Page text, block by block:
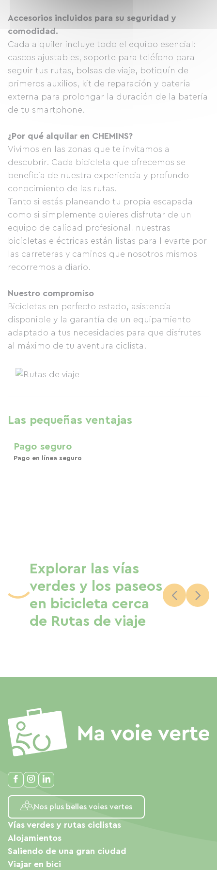
Accesorios incluidos para su seguridad y
comodidad.
Cada alquiler incluye todo el equipo esencial:
cascos ajustables, soporte para teléfono para
seguir tus rutas, bolsas de viaje, botiquín de
primeros auxilios, kit de reparación y batería
externa para prolongar la duración de la batería
de tu smartphone.
¿Por qué alquilar en CHEMINS?
Vivimos en las zonas que te invitamos a
descubrir. Cada bicicleta que ofrecemos se
beneficia de nuestra experiencia y profundo
conocimiento de las rutas.
Tanto si estás planeando tu propia escapada
como si simplemente quieres disfrutar de un
equipo de calidad profesional, nuestras
bicicletas eléctricas están listas para llevarte por
las carreteras y caminos que nosotros mismos
recorremos a diario.
Nuestro compromiso
Bicicletas en perfecto estado, asistencia
disponible y la garantía de un equipamiento
adaptado a tus necesidades para que disfrutes
al máximo de tu aventura ciclista.
Las pequeñas ventajas
Pago seguro
Pago en línea seguro
Explorar las vías
verdes y los paseos
en bicicleta cerca
de Rutas de viaje
Nos plus belles voies vertes
Vías verdes y rutas ciclistas
Alojamientos
Saliendo de una gran ciudad
Viajar en bici